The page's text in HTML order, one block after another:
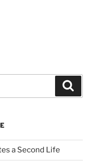
a Second Life